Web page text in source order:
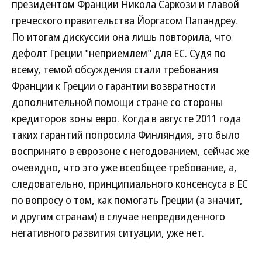
президентом Франции Никола Саркози и главой
греческого правительства Йоргасом Папандреу.
По итогам дискуссии она лишь повторила, что
дефолт Греции "неприемлем" для ЕС. Судя по
всему, темой обсуждения стали требования
Франции к Греции о гарантии возвратности
дополнительной помощи стране со стороны
кредиторов зоны евро. Когда в августе 2011 года
таких гарантий попросила Финляндия, это было
воспринято в еврозоне с негодованием, сейчас же
очевидно, что это уже всеобщее требование, а,
следовательно, принципиального консенсуса в ЕС
по вопросу о том, как помогать Греции (а значит,
и другим странам) в случае непредвиденного
негативного развития ситуации, уже нет.